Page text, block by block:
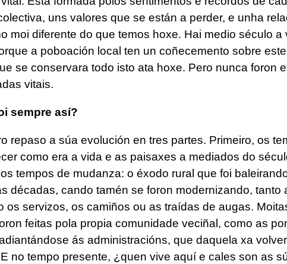
uns valores que se están a perder, e unha
moi diferente do que temos hoxe. Hai medio século a
a poboación local ten un coñecemento sobre
se conservara todo isto ata hoxe. Pero nunca foron
vitais.
sempre así?
repaso a súa evolución en tres partes. Primeiro, os
como era a vida e as paisaxes a mediados do
tempos de mudanza: o éxodo rural que foi
décadas, cando tamén se foron modernizando, tanto
os servizos, os camiños ou as traídas de augas.
feitas pola propia comunidade veciñal, como as
ás administracións, que daquela xa
no tempo presente, ¿quen vive aquí e cales son as